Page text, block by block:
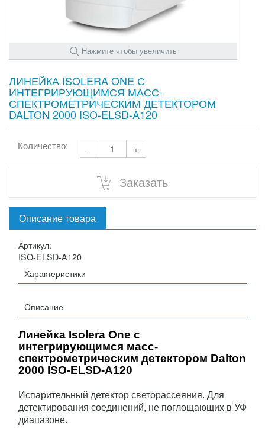
Нажмите чтобы увеличить
ЛИНЕЙКА ISOLERA ONE С
ИНТЕГРИРУЮЩИМСЯ МАСС-
СПЕКТРОМЕТРИЧЕСКИМ ДЕТЕКТОРОМ
DALTON 2000 ISO-ELSD-A120
Количество: - +
Заказать
Описание товара
Артикул:
ISO-ELSD-A120
Характеристики
Описание
Линейка Isolera One с
интегрирующимся масс-
спектрометрическим детектором Dalton
2000 ISO-ELSD-A120
Испарительный детектор светорассеяния. Для
детектирования соединений, не поглощающих в УФ
диапазоне.